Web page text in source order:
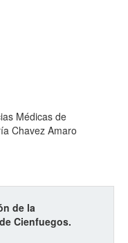
Médicas de
Chavez Amaro
de la
Cienfuegos.